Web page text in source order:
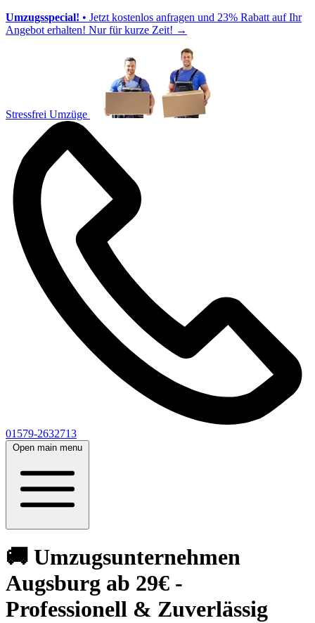
Umzugsspecial! • Jetzt kostenlos anfragen und 23% Rabatt auf Ihr
Angebot erhalten! Nur für kurze Zeit! →
Stressfrei Umzüge
01579-2632713
Open main menu
🚚 Umzugsunternehmen
Augsburg ab 29€ -
Professionell & Zuverlässig